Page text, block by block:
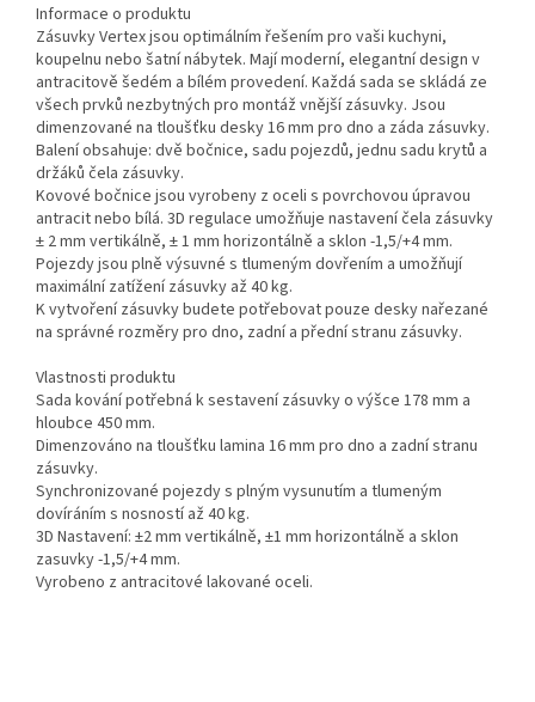
Informace o produktu
Zásuvky Vertex jsou optimálním řešením pro vaši kuchyni,
koupelnu nebo šatní nábytek. Mají moderní, elegantní design v
antracitově šedém a bílém provedení. Každá sada se skládá ze
všech prvků nezbytných pro montáž vnější zásuvky. Jsou
dimenzované na tloušťku desky 16 mm pro dno a záda zásuvky.
Balení obsahuje: dvě bočnice, sadu pojezdů, jednu sadu krytů a
držáků čela zásuvky.
Kovové bočnice jsou vyrobeny z oceli s povrchovou úpravou
antracit nebo bílá. 3D regulace umožňuje nastavení čela zásuvky
± 2 mm vertikálně, ± 1 mm horizontálně a sklon -1,5/+4 mm.
Pojezdy jsou plně výsuvné s tlumeným dovřením a umožňují
maximální zatížení zásuvky až 40 kg.
K vytvoření zásuvky budete potřebovat pouze desky nařezané
na správné rozměry pro dno, zadní a přední stranu zásuvky.
Vlastnosti produktu
Sada kování potřebná k sestavení zásuvky o výšce 178 mm a
hloubce 450 mm.
Dimenzováno na tloušťku lamina 16 mm pro dno a zadní stranu
zásuvky.
Synchronizované pojezdy s plným vysunutím a tlumeným
dovíráním s nosností až 40 kg.
3D Nastavení: ±2 mm vertikálně, ±1 mm horizontálně a sklon
zasuvky -1,5/+4 mm.
Vyrobeno z antracitové lakované oceli.